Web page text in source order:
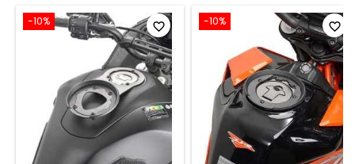
-10% favorite_border -10% favorite_border